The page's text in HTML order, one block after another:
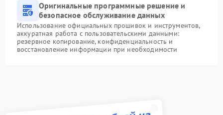
Оригинальные программные решение и
безопасное обслуживание данных
Использование официальных прошивок и инструментов,
аккуратная работа с пользовательскими данными:
резервное копирование, конфиденциальность и
восстановление информации при необходимости